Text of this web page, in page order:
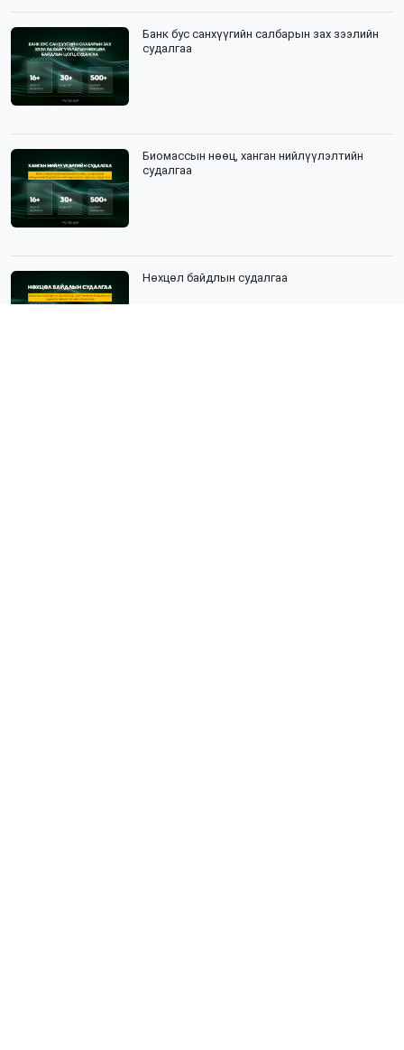
Банк бус санхүүгийн салбарын зах зээлийн
судалгаа
Биомассын нөөц, ханган нийлүүлэлтийн
судалгаа
Нөхцөл байдлын судалгаа